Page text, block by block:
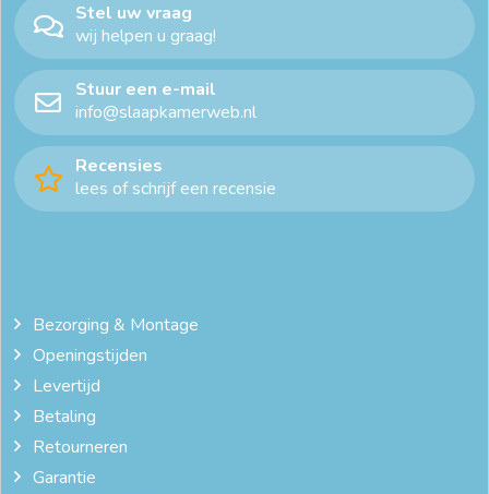
ledikant beddengoed
tweepersoons dekbed
Stel uw vraag
wij helpen u graag!
Stuur een e-mail
info@slaapkamerweb.nl
Recensies
lees of schrijf een recensie
Bezorging & Montage
Openingstijden
Levertijd
Betaling
Retourneren
Garantie